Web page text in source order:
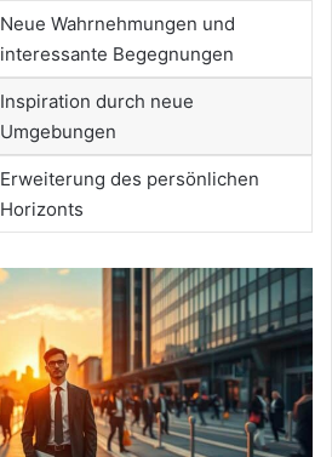
Neue Wahrnehmungen und
interessante Begegnungen
Inspiration durch neue
Umgebungen
Erweiterung des persönlichen
Horizonts